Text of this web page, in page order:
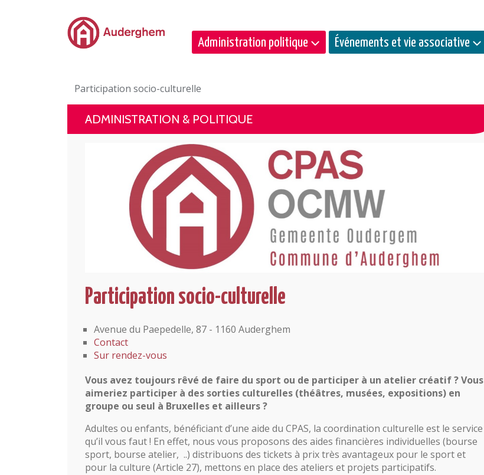
Passer au contenu principal
Administration politique Événements et vie associative
Participation socio-culturelle
ADMINISTRATION & POLITIQUE
Participation socio-culturelle
Avenue du Paepedelle, 87 - 1160 Auderghem
Contact
Sur rendez-vous
Vous avez toujours rêvé de faire du sport ou de participer à un atelier créatif ? Vous
aimeriez participer à des sorties culturelles (théâtres, musées, expositions) en
groupe ou seul à Bruxelles et ailleurs ?
Adultes ou enfants, bénéficiant d’une aide du CPAS, la coordination culturelle est le service
qu’il vous faut ! En effet, nous vous proposons des aides financières individuelles (bourse
sport, bourse atelier, ..) distribuons des tickets à prix très avantageux pour le sport et
pour la culture (Article 27), mettons en place des ateliers et projets participatifs.